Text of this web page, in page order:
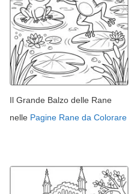
Il Grande Balzo delle Rane
nelle Pagine Rane da Colorare